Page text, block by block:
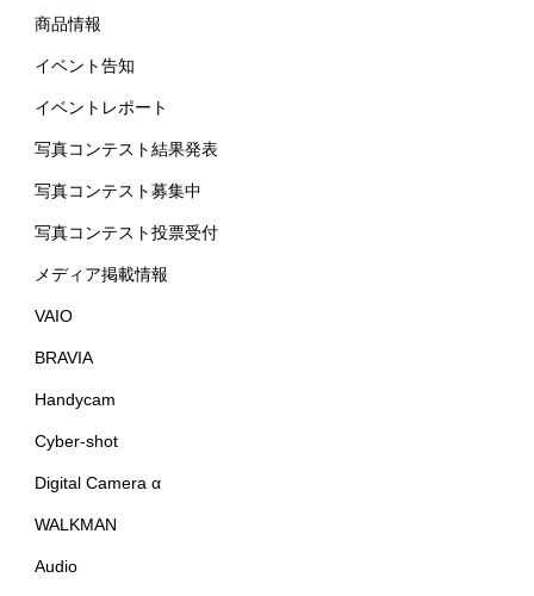
商品情報
イベント告知
イベントレポート
写真コンテスト結果発表
写真コンテスト募集中
写真コンテスト投票受付
メディア掲載情報
VAIO
BRAVIA
Handycam
Cyber-shot
Digital Camera α
WALKMAN
Audio